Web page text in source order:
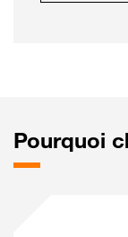
Pourquoi